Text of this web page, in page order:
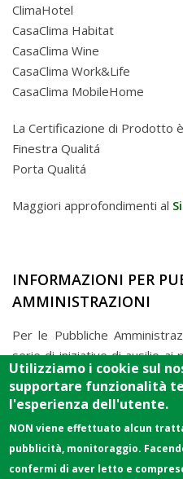
ClimaHotel
CasaClima Habitat
CasaClima Wine
CasaClima Work&Life
CasaClima MobileHome
La Certificazione di Prodotto
Finestra Qualitá
Porta Qualitá
Maggiori approfondimenti al
INFORMAZIONI PER
AMMINISTRAZIONI
Per le Pubbliche
serie di iniziative di ausilio ai
sulle attività di promozione e
di convenzionamento degli
CasaClima.
Utilizziamo i cookie sul
supportare funzionalità
l'esperienza dell'utente.
NON viene effettuato alcun
pubblicità, monitoraggio.
confermi di aver letto e